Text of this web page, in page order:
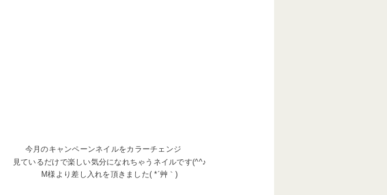
今月のキャンペーンネイルをカラーチェンジ
見ているだけで楽しい気分になれちゃうネイルです(^^♪
M様より差し入れを頂きました( *´艸｀)